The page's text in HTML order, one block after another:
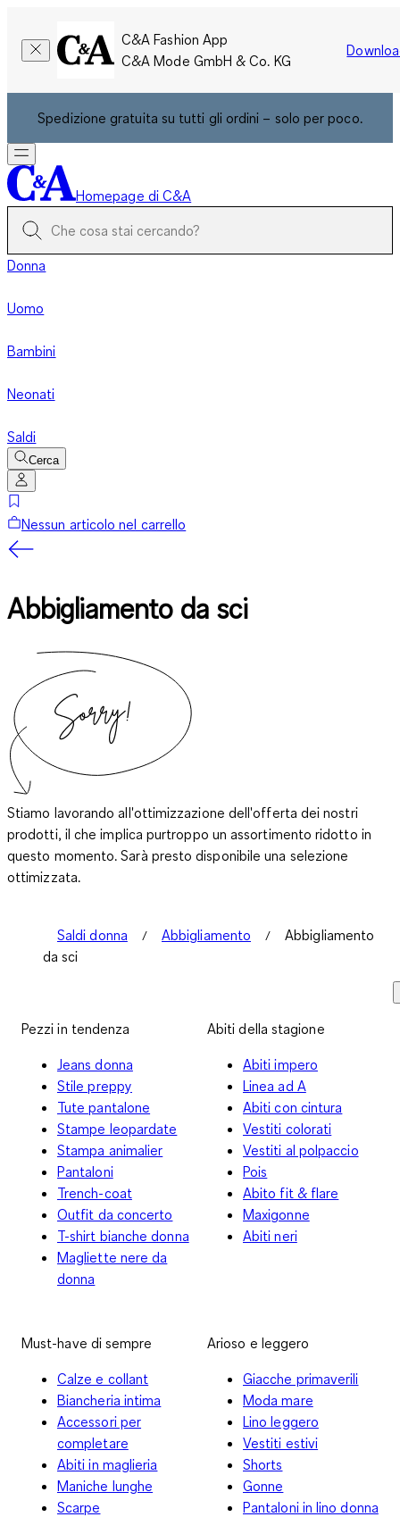
C&A Fashion App
C&A Mode GmbH & Co. KG
Spedizione gratuita su tutti gli ordini – solo per poco.
Homepage di C&A
Donna
Uomo
Bambini
Neonati
Saldi
Cerca
Nessun articolo nel carrello
Abbigliamento da sci
Stiamo lavorando all'ottimizzazione dell'offerta dei nostri
prodotti, il che implica purtroppo un assortimento ridotto in
questo momento. Sarà presto disponibile una selezione
ottimizzata.
Saldi donna Abbigliamento
Abbigliamento
da sci
Pezzi in tendenza
Jeans donna
Stile preppy
Tute pantalone
Stampe leopardate
Stampa animalier
Pantaloni
Trench-coat
Outfit da concerto
T-shirt bianche donna
Magliette nere da
donna
Abiti della stagione
Abiti impero
Linea ad A
Abiti con cintura
Vestiti colorati
Vestiti al polpaccio
Pois
Abito fit & flare
Maxigonne
Abiti neri
Must-have di sempre
Calze e collant
Biancheria intima
Accessori per
completare
Abiti in maglieria
Maniche lunghe
Scarpe
Arioso e leggero
Giacche primaverili
Moda mare
Lino leggero
Vestiti estivi
Shorts
Gonne
Pantaloni in lino donna